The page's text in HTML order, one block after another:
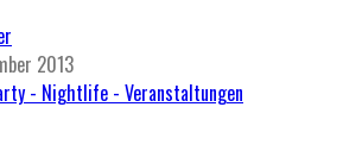
2013
- Nightlife - Veranstaltungen